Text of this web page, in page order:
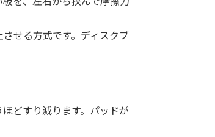
せる方式です。ディスクブ
どすり減ります。パッドが